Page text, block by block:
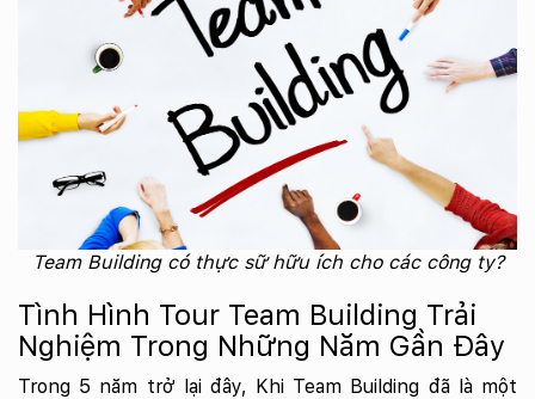
Team Building có thực sữ hữu ích cho các công ty?
Tình Hình Tour Team Building Trải
Nghiệm Trong Những Năm Gần Đây
Trong 5 năm trở lại đây, Khi Team Building đã là một